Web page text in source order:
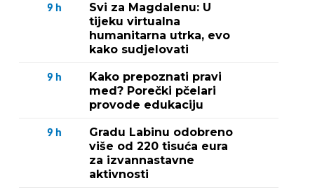
9 h
Svi za Magdalenu: U
tijeku virtualna
humanitarna utrka, evo
kako sudjelovati
9 h
Kako prepoznati pravi
med? Porečki pčelari
provode edukaciju
9 h
Gradu Labinu odobreno
više od 220 tisuća eura
za izvannastavne
aktivnosti